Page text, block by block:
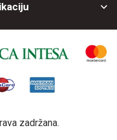
zadržana.